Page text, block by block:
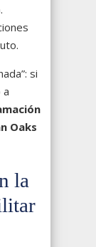
si
a
Oaks
la